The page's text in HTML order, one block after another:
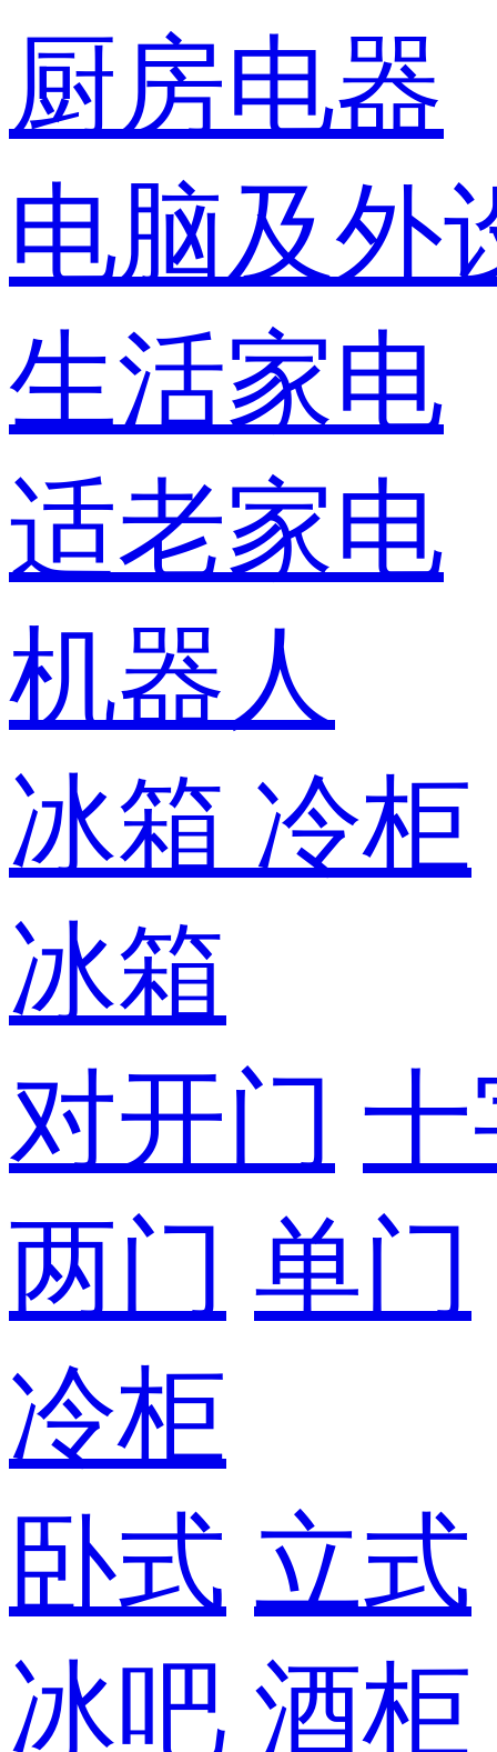
厨房电器
电脑及外
生活家电
适老家电
机器人
冰箱 冷柜
冰箱
对开门
两门 单门
冷柜
卧式 立式
冰吧 酒柜